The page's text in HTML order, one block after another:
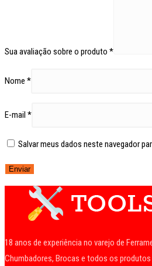
Sua avaliação sobre o produto *
Nome *
E-mail *
Salvar meus dados neste navegador
18 anos de experiência no varejo de
Chumbadores, Brocas e todos os